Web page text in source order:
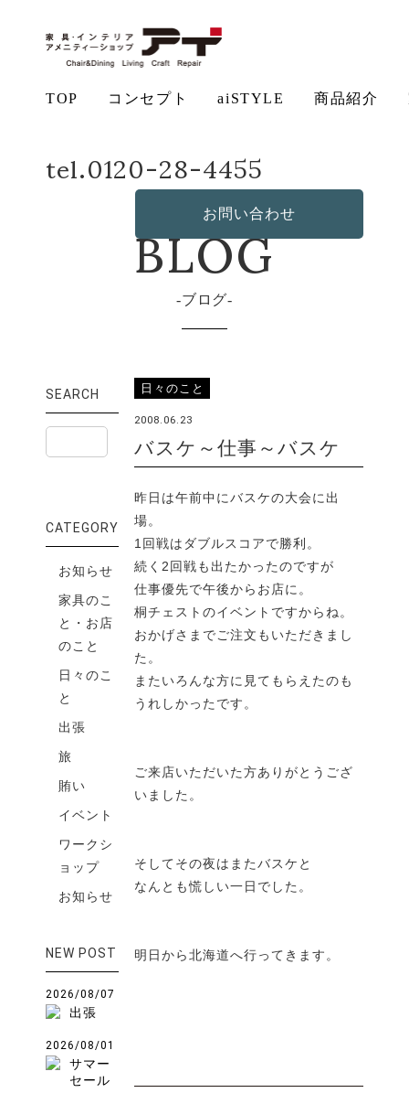
TOP コンセプト
無垢
お手入れ 保証につ
aiSTYLE
コー
商品紹介
テー
ソフ
ベッ
ド
デス
ク
作・オリ その他の
tel.0120-28-4455
お問い合わせ
BLOG
ブログ
日々のこと
2008.06.23
バスケ～仕事～バスケ
昨日は午前中にバスケの大会に出
場。
1回戦はダブルスコアで勝利。
続く2回戦も出たかったのですが
仕事優先で午後からお店に。
桐チェストのイベントですからね。
おかげさまでご注文もいただきまし
た。
またいろんな方に見てもらえたのも
うれしかったです。
ご来店いただいた方ありがとうござ
いました。
そしてその夜はまたバスケと
なんとも慌しい一日でした。
明日から北海道へ行ってきます。
SEARCH
CATEGORY
お知らせ
家具のこ
と・お店
のこと
日々のこ
と
出張
旅
賄い
イベント
ワークシ
ョップ
お知らせ
NEW POST
2026/08/07
出張
2026/08/01
サマー
セール